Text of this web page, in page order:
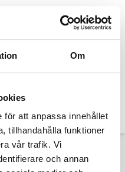
Om
för att anpassa innehållet
tillhandahålla funktioner
vår trafik. Vi
och annan